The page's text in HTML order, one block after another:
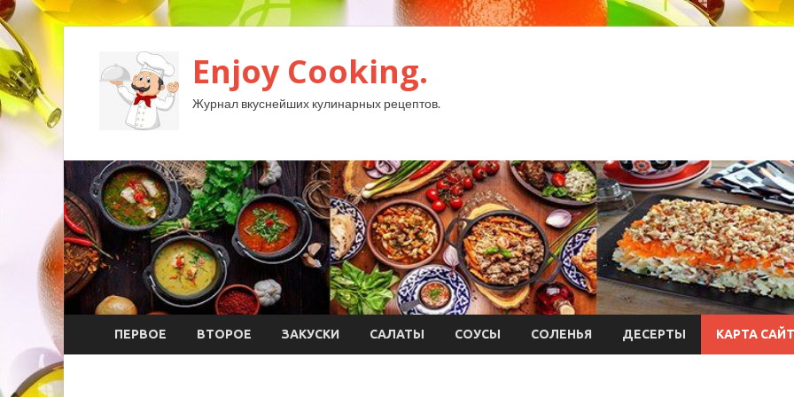
Enjoy Cooking.
Журнал вкуснейших кулинарных рецептов.
ПЕРВОЕ ВТОРОЕ ЗАКУСКИ САЛАТЫ СОУСЫ СОЛЕНЬЯ ДЕСЕРТЫ КАРТА